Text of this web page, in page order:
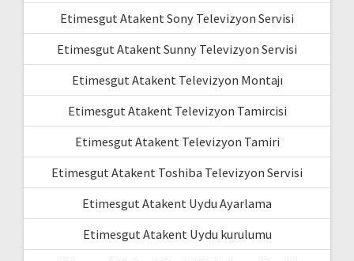
Etimesgut Atakent Sony Televizyon Servisi
Etimesgut Atakent Sunny Televizyon Servisi
Etimesgut Atakent Televizyon Montajı
Etimesgut Atakent Televizyon Tamircisi
Etimesgut Atakent Televizyon Tamiri
Etimesgut Atakent Toshiba Televizyon Servisi
Etimesgut Atakent Uydu Ayarlama
Etimesgut Atakent Uydu kurulumu